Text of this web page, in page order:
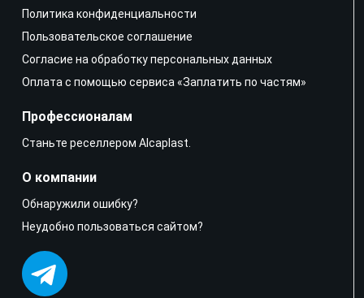
Политика конфиденциальности
Пользовательское соглашение
Согласие на обработку персональных данных
Оплата с помощью сервиса «Заплатить по частям»
Профессионалам
Станьте реселлером Alcaplast.
О компании
Обнаружили ошибку?
Неудобно пользоваться сайтом?